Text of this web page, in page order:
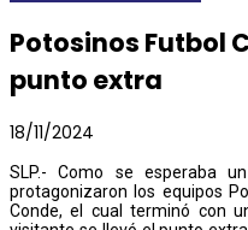
Potosinos Futbol
punto extra
18/11/2024
SLP.- Como se esperaba
protagonizaron los equipos
Conde, el cual terminó con